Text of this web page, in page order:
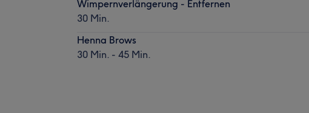
Wimpernverlängerung - Entfernen
30 Min.
Henna Brows
30 Min. - 45 Min.